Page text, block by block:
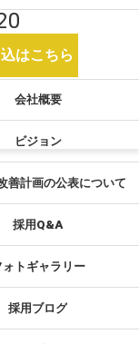
はこちら
会社概要
ビジョン
善計画の公表について
採用Q&A
ォトギャラリー
採用ブログ